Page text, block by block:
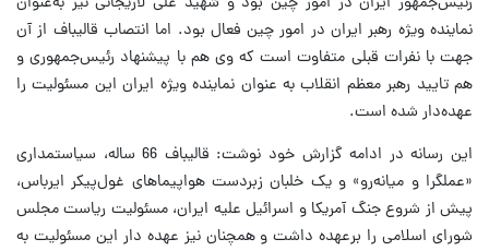
نماینده ویژه رهبر ایران در امور چین فعال بود. اما انتصاب قالیباف از آن
جهت با نفرات قبلی متفاوت است که وی هم با پیشنهاد رئیس‌جمهوری و
هم تایید رهبر معظم انقلاب به عنوان نماینده ویژه ایران این مسئولیت را
عهده‌دار شده است.
این رسانه در ادامه گزارش خود نوشت: قالیباف 66 ساله، سیاستمداری
«عملگرا و میانه‌رو» و یک خلبان زبردست هواپیماهای غول‌پیکر ایرباس،
پیش از شروع جنگ آمریکا و اسرائیل علیه ایران، مسئولیت ریاست مجلس
شورای اسلامی را برعهده داشت و همچنان نیز عهده دار این مسئولیت به